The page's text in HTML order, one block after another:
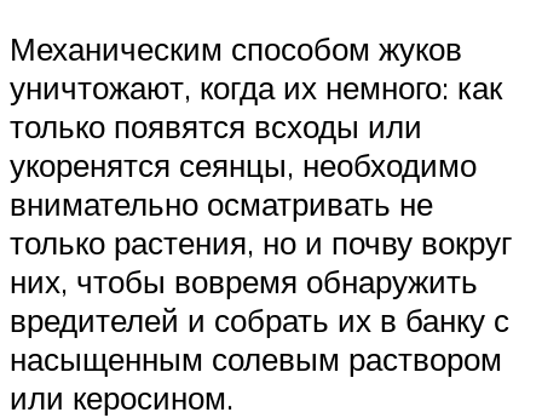
Механическим способом жуков
уничтожают, когда их немного: как
только появятся всходы или
укоренятся сеянцы, необходимо
внимательно осматривать не
только растения, но и почву вокруг
них, чтобы вовремя обнаружить
вредителей и собрать их в банку с
насыщенным солевым раствором
или керосином.